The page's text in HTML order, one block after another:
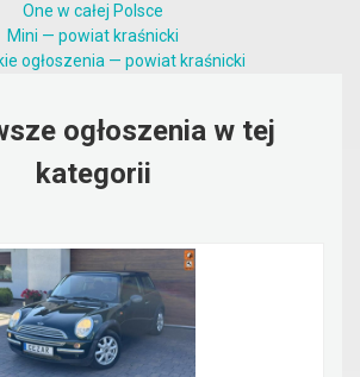
One w całej Polsce
Mini — powiat kraśnicki
ogłoszenia — powiat kraśnicki
ogłoszenia w tej
kategorii